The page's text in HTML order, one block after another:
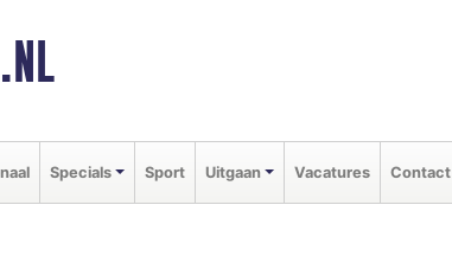
Specials Sport Uitgaan Vacatures Contact